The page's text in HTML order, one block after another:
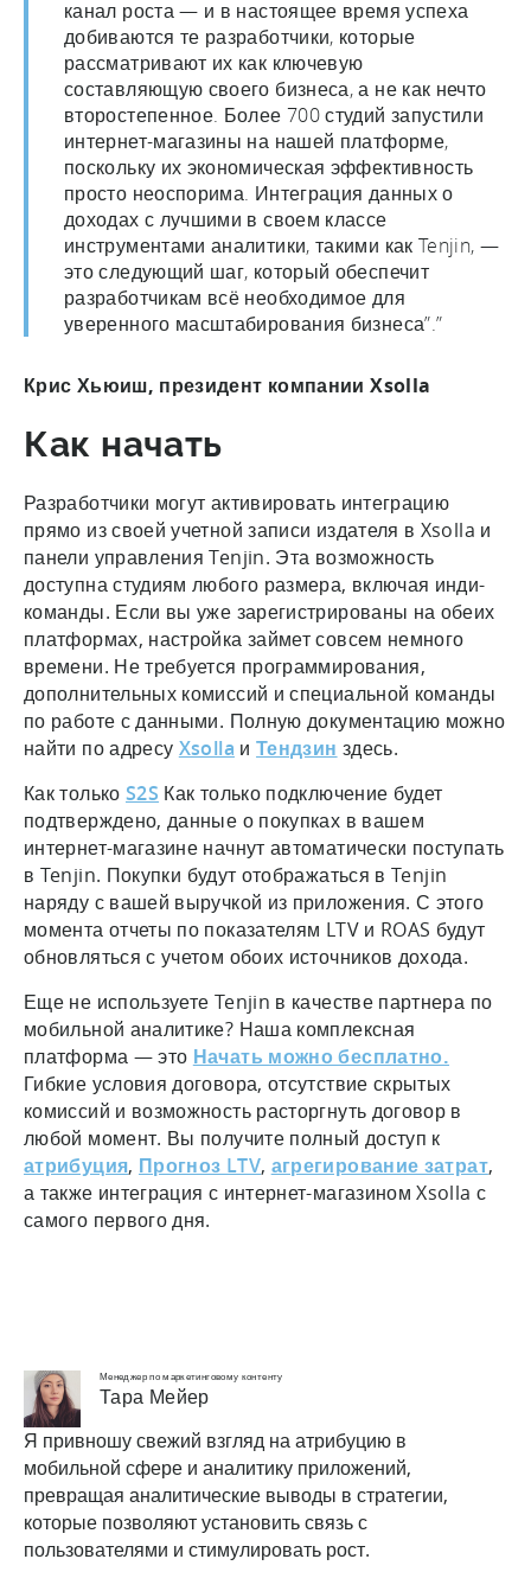
канал роста — и в настоящее время успеха
добиваются те разработчики, которые
рассматривают их как ключевую
составляющую своего бизнеса, а не как нечто
второстепенное. Более 700 студий запустили
интернет-магазины на нашей платформе,
поскольку их экономическая эффективность
просто неоспорима. Интеграция данных о
доходах с лучшими в своем классе
инструментами аналитики, такими как Tenjin, —
это следующий шаг, который обеспечит
разработчикам всё необходимое для
уверенного масштабирования бизнеса”.”
Крис Хьюиш, президент компании Xsolla
Как начать
Разработчики могут активировать интеграцию
прямо из своей учетной записи издателя в Xsolla и
панели управления Tenjin. Эта возможность
доступна студиям любого размера, включая инди-
команды. Если вы уже зарегистрированы на обеих
платформах, настройка займет совсем немного
времени. Не требуется программирования,
дополнительных комиссий и специальной команды
по работе с данными. Полную документацию можно
найти по адресу Xsolla иТендзин здесь.
Как только S2S Как только подключение будет
подтверждено, данные о покупках в вашем
интернет-магазине начнут автоматически поступать
в Tenjin. Покупки будут отображаться в Tenjin
наряду с вашей выручкой из приложения. С этого
момента отчеты по показателям LTV и ROAS будут
обновляться с учетом обоих источников дохода.
Еще не используете Tenjin в качестве партнера по
мобильной аналитике? Наша комплексная
платформа — это Начать можно бесплатно.
Гибкие условия договора, отсутствие скрытых
комиссий и возможность расторгнуть договор в
любой момент. Вы получите полный доступ к
атрибуция, Прогноз LTV, агрегирование затрат,
а также интеграция с интернет-магазином Xsolla с
самого первого дня.
Менеджер по маркетинговому контенту
Тара Мейер
Я привношу свежий взгляд на атрибуцию в
мобильной сфере и аналитику приложений,
превращая аналитические выводы в стратегии,
которые позволяют установить связь с
пользователями и стимулировать рост.